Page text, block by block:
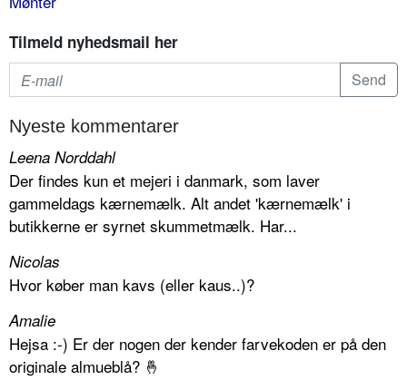
Tilmeld nyhedsmail her
Nyeste kommentarer
Leena Norddahl
Der findes kun et mejeri i danmark, som laver
gammeldags kærnemælk. Alt andet 'kærnemælk' i
butikkerne er syrnet skummetmælk. Har...
Nicolas
Hvor køber man kavs (eller kaus..)?
Amalie
Hejsa :-) Er der nogen der kender farvekoden er på den
originale almueblå? 🤞